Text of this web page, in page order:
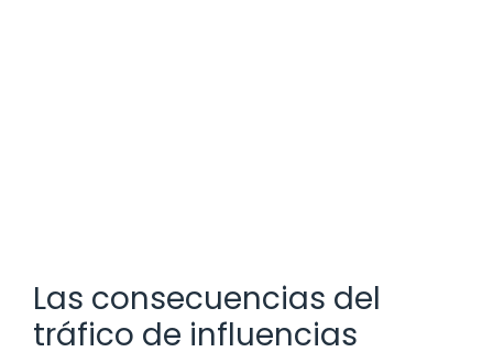
Las consecuencias del
tráfico de influencias